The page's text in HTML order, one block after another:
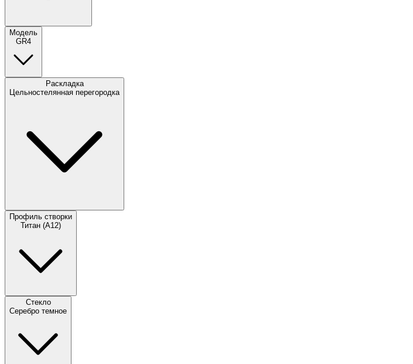
Модель
GR4
Раскладка
Цельностелянная перегородка
Профиль створки
Титан (А12)
Стекло
Серебро темное